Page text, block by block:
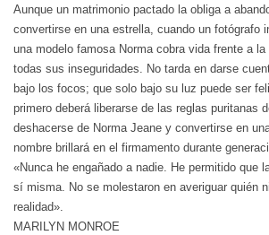
Aunque un matrimonio pactado la obliga a
convertirse en una estrella, cuando un fotógrafo
una modelo famosa Norma cobra vida frente a
todas sus inseguridades. No tarda en darse
bajo los focos; que solo bajo su luz puede ser
primero deberá liberarse de las reglas puritanas
deshacerse de Norma Jeane y convertirse en
nombre brillará en el firmamento durante
«Nunca he engañado a nadie. He permitido que
sí misma. No se molestaron en averiguar quién
realidad».
MARILYN MONROE